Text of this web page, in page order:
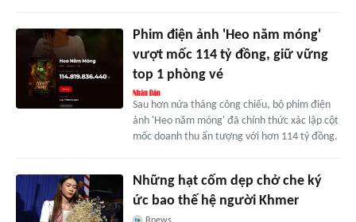
Phim điện ảnh 'Heo năm móng'
vượt mốc 114 tỷ đồng, giữ vững
top 1 phòng vé
Sau hơn nửa tháng công chiếu, bộ phim điện
ảnh 'Heo năm móng' đã chính thức xác lập cột
mốc doanh thu ấn tượng với hơn 114 tỷ đồng.
Những hạt cốm dẹp chở che ký
ức bao thế hệ người Khmer